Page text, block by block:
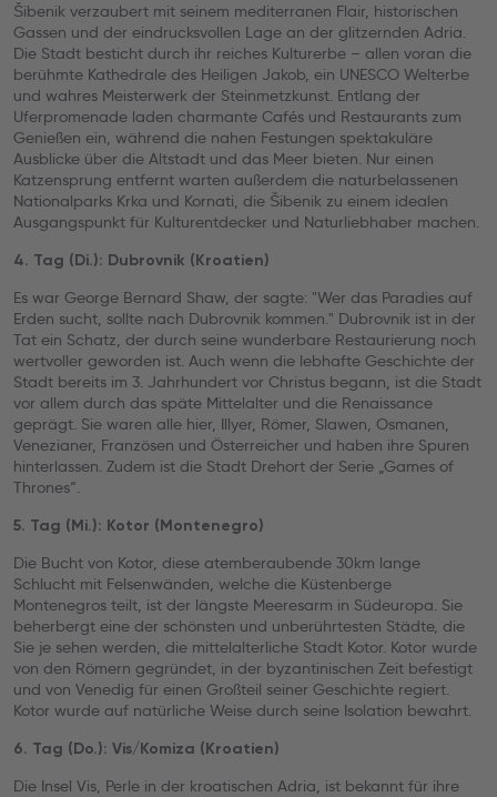
Šibenik verzaubert mit seinem mediterranen Flair, historischen
Gassen und der eindrucksvollen Lage an der glitzernden Adria.
Die Stadt besticht durch ihr reiches Kulturerbe – allen voran die
berühmte Kathedrale des Heiligen Jakob, ein UNESCO Welterbe
und wahres Meisterwerk der Steinmetzkunst. Entlang der
Uferpromenade laden charmante Cafés und Restaurants zum
Genießen ein, während die nahen Festungen spektakuläre
Ausblicke über die Altstadt und das Meer bieten. Nur einen
Katzensprung entfernt warten außerdem die naturbelassenen
Nationalparks Krka und Kornati, die Šibenik zu einem idealen
Ausgangspunkt für Kulturentdecker und Naturliebhaber machen.
4. Tag (Di.): Dubrovnik (Kroatien)
Es war George Bernard Shaw, der sagte: "Wer das Paradies auf
Erden sucht, sollte nach Dubrovnik kommen." Dubrovnik ist in der
Tat ein Schatz, der durch seine wunderbare Restaurierung noch
wertvoller geworden ist. Auch wenn die lebhafte Geschichte der
Stadt bereits im 3. Jahrhundert vor Christus begann, ist die Stadt
vor allem durch das späte Mittelalter und die Renaissance
geprägt. Sie waren alle hier, Illyer, Römer, Slawen, Osmanen,
Venezianer, Französen und Österreicher und haben ihre Spuren
hinterlassen. Zudem ist die Stadt Drehort der Serie „Games of
Thrones“.
5. Tag (Mi.): Kotor (Montenegro)
Die Bucht von Kotor, diese atemberaubende 30km lange
Schlucht mit Felsenwänden, welche die Küstenberge
Montenegros teilt, ist der längste Meeresarm in Südeuropa. Sie
beherbergt eine der schönsten und unberührtesten Städte, die
Sie je sehen werden, die mittelalterliche Stadt Kotor. Kotor wurde
von den Römern gegründet, in der byzantinischen Zeit befestigt
und von Venedig für einen Großteil seiner Geschichte regiert.
Kotor wurde auf natürliche Weise durch seine Isolation bewahrt.
6. Tag (Do.): Vis/Komiza (Kroatien)
Die Insel Vis, Perle in der kroatischen Adria, ist bekannt für ihre